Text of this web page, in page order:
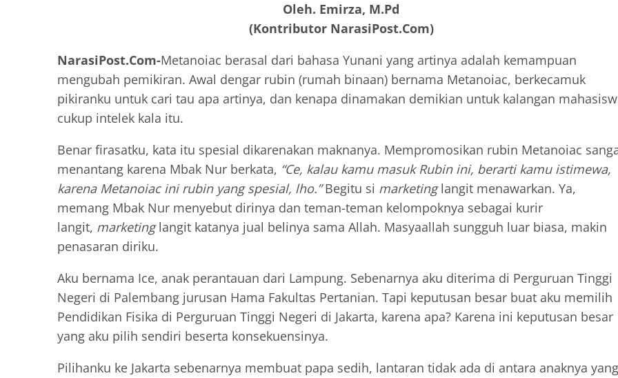
Oleh. Emirza, M.Pd
(Kontributor NarasiPost.Com)
NarasiPost.Com-Metanoiac berasal dari bahasa Yunani yang artinya adalah kemampuan
mengubah pemikiran. Awal dengar rubin (rumah binaan) bernama Metanoiac, berkecamuk
pikiranku untuk cari tau apa artinya, dan kenapa dinamakan demikian untuk kalangan
cukup intelek kala itu.
Benar firasatku, kata itu spesial dikarenakan maknanya. Mempromosikan rubin Metanoiac
menantang karena Mbak Nur berkata, “Ce, kalau kamu masuk Rubin ini, berarti kamu istimewa,
karena Metanoiac ini rubin yang spesial, lho.”Begitu si marketinglangit menawarkan. Ya,
memang Mbak Nur menyebut dirinya dan teman-teman kelompoknya sebagai kurir
langit, marketinglangit katanya jual belinya sama Allah. Masyaallah sungguh luar biasa, makin
penasaran diriku.
Aku bernama Ice, anak perantauan dari Lampung. Sebenarnya aku diterima di Perguruan Tinggi
Negeri di Palembang jurusan Hama Fakultas Pertanian. Tapi keputusan besar buat aku memilih
Pendidikan Fisika di Perguruan Tinggi Negeri di Jakarta, karena apa? Karena ini keputusan besar
yang aku pilih sendiri beserta konsekuensinya.
Pilihanku ke Jakarta sebenarnya membuat papa sedih, lantaran tidak ada di antara anaknya yang